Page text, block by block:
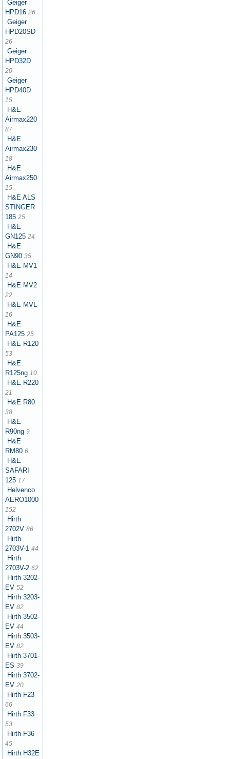
Geiger
HPD16 26
Geiger
HPD20SD
26
Geiger
HPD32D
20
Geiger
HPD40D
15
H&E
Airmax220
87
H&E
Airmax230
18
H&E
Airmax250
15
H&E ALS
STINGER
185 25
H&E
GN125 24
H&E
GN90 35
H&E MV1
14
H&E MV2
22
H&E MVL
16
H&E
PA125 25
H&E R120
53
H&E
R125ng 10
H&E R220
21
H&E R80
38
H&E
R90ng 9
H&E
RM80 6
H&E
SAFARI
125 17
Helvenco
AERO1000
152
Hirth
2702V 86
Hirth
2703V-1 44
Hirth
2703V-2 62
Hirth 3202-
EV 52
Hirth 3203-
EV 82
Hirth 3502-
EV 44
Hirth 3503-
EV 82
Hirth 3701-
ES 39
Hirth 3702-
EV 20
Hirth F23
66
Hirth F33
53
Hirth F36
45
Hirth H32E